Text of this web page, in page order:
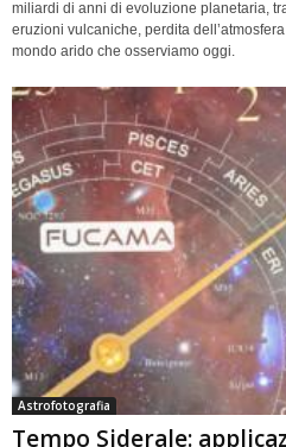
miliardi di anni di evoluzione planetaria,
eruzioni vulcaniche, perdita
mondo arido che osserviamo oggi.
Astrofotografia
Tempo Siderale: